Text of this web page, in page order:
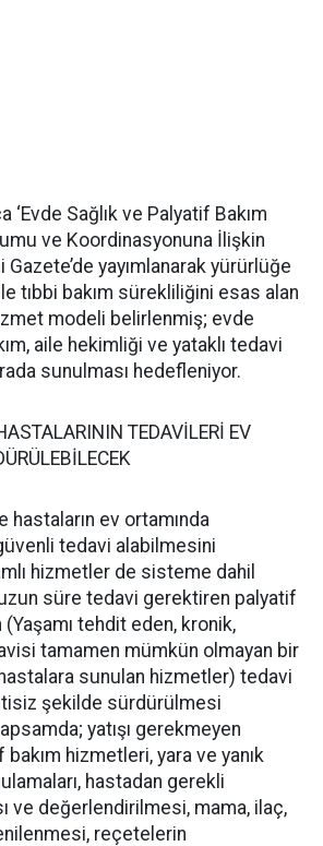
‘Evde Sağlık ve Palyatif Bakım
ve Koordinasyonuna İlişkin
Gazete’de yayımlanarak yürürlüğe
tıbbi bakım sürekliliğini esas alan
modeli belirlenmiş; evde
aile hekimliği ve yataklı tedavi
sunulması hedefleniyor.
TEDAVİLERİ EV
hastaların ev ortamında
tedavi alabilmesini
hizmetler de sisteme dahil
süre tedavi gerektiren palyatif
(Yaşamı tehdit eden, kronik,
tamamen mümkün olmayan bir
hastalara sunulan hizmetler) tedavi
şekilde sürdürülmesi
yatışı gerekmeyen
hizmetleri, yara ve yanık
hastadan gerekli
ve değerlendirilmesi, mama, ilaç,
reçetelerin